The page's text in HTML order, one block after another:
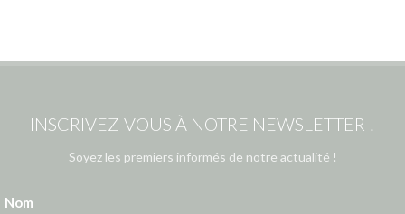
INSCRIVEZ-VOUS À NOTRE NEWSLETTER !
Soyez les premiers informés de notre actualité !
Nom